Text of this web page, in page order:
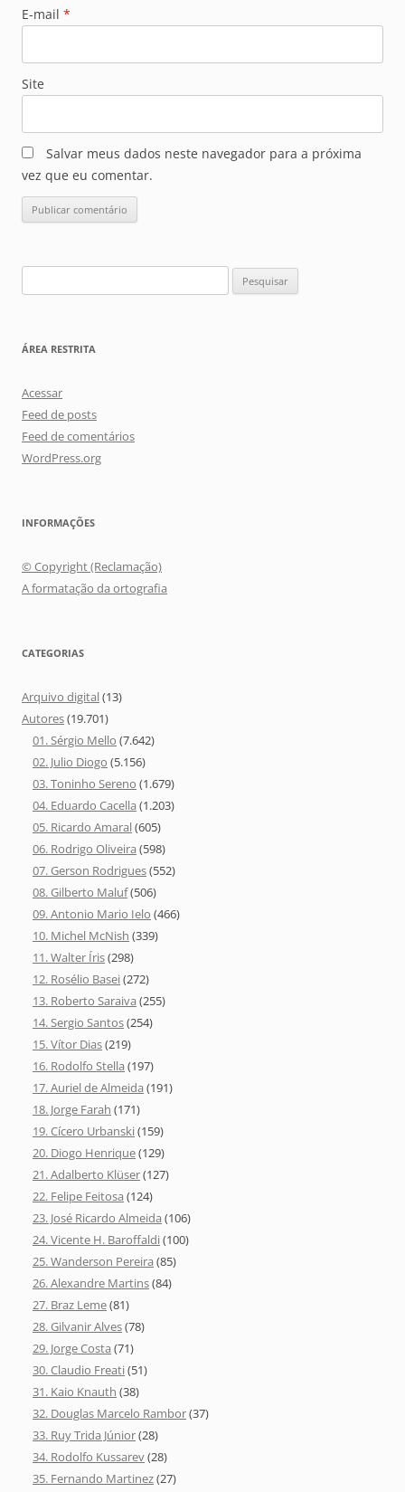
E-mail *
Site
Salvar meus dados neste navegador para a próxima
vez que eu comentar.
por:
ÁREA RESTRITA
Acessar
Feed de posts
Feed de comentários
WordPress.org
INFORMAÇÕES
© Copyright (Reclamação)
A formatação da ortografia
CATEGORIAS
Arquivo digital(13)
Autores(19.701)
01. Sérgio Mello (7.642)
02. Julio Diogo (5.156)
03. Toninho Sereno (1.679)
04. Eduardo Cacella (1.203)
05. Ricardo Amaral(605)
06. Rodrigo Oliveira (598)
07. Gerson Rodrigues(552)
08. Gilberto Maluf(506)
09. Antonio Mario Ielo (466)
10. Michel McNish (339)
11. Walter Íris(298)
12. Rosélio Basei(272)
13. Roberto Saraiva (255)
14. Sergio Santos(254)
15. Vítor Dias(219)
16. Rodolfo Stella (197)
17. Auriel de Almeida (191)
18. Jorge Farah (171)
19. Cícero Urbanski(159)
20. Diogo Henrique(129)
21. Adalberto Klüser(127)
22. Felipe Feitosa (124)
23. José Ricardo Almeida (106)
24. Vicente H. Baroffaldi(100)
25. Wanderson Pereira (85)
26. Alexandre Martins(84)
27. Braz Leme(81)
28. Gilvanir Alves(78)
29. Jorge Costa (71)
30. Claudio Freati(51)
31. Kaio Knauth (38)
32. Douglas Marcelo Rambor(37)
33. Ruy Trida Júnior(28)
34. Rodolfo Kussarev(28)
35. Fernando Martinez(27)